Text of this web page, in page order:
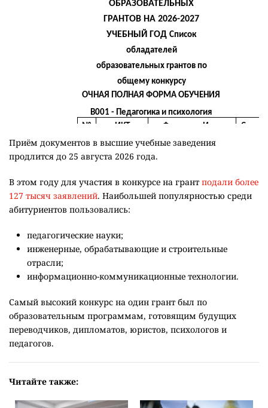
Приём документов в высшие учебные заведения
продлится до 25 августа 2026 года.
В этом году для участия в конкурсе на грант подали более
127 тысяч заявлений. Наибольшей популярностью среди
абитуриентов пользовались:
педагогические науки;
инженерные, обрабатывающие и строительные
отрасли;
информационно-коммуникационные технологии.
Самый высокий конкурс на один грант был по
образовательным программам, готовящим будущих
переводчиков, дипломатов, юристов, психологов и
педагогов.
Читайте также: